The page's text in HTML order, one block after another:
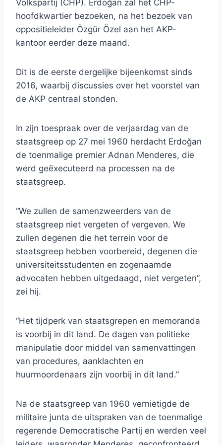
Volkspartij (CHP). Erdoğan zal het CHP-
hoofdkwartier bezoeken, na het bezoek van
oppositieleider Özgür Özel aan het AKP-
kantoor eerder deze maand.
Dit is de eerste dergelijke bijeenkomst sinds
2016, waarbij discussies over het voorstel van
de AKP centraal stonden.
In zijn toespraak over de verjaardag van de
staatsgreep op 27 mei 1960 herdacht Erdoğan
de toenmalige premier Adnan Menderes, die
werd geëxecuteerd na processen na de
staatsgreep.
“We zullen de samenzweerders van de
staatsgreep niet vergeten of vergeven. We
zullen degenen die het terrein voor de
staatsgreep hebben voorbereid, degenen die
universiteitsstudenten en zogenaamde
advocaten hebben uitgedaagd, niet vergeten”,
zei hij.
“Het tijdperk van staatsgrepen en memoranda
is voorbij in dit land. De dagen van politieke
manipulatie door middel van samenvattingen
van procedures, aanklachten en
huurmoordenaars zijn voorbij in dit land.”
Na de staatsgreep van 1960 vernietigde de
militaire junta de uitspraken van de toenmalige
regerende Democratische Partij en werden veel